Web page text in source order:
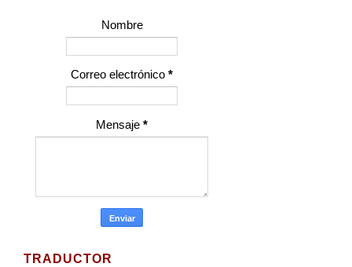
Nombre
Correo electrónico *
Mensaje *
TRADUCTOR